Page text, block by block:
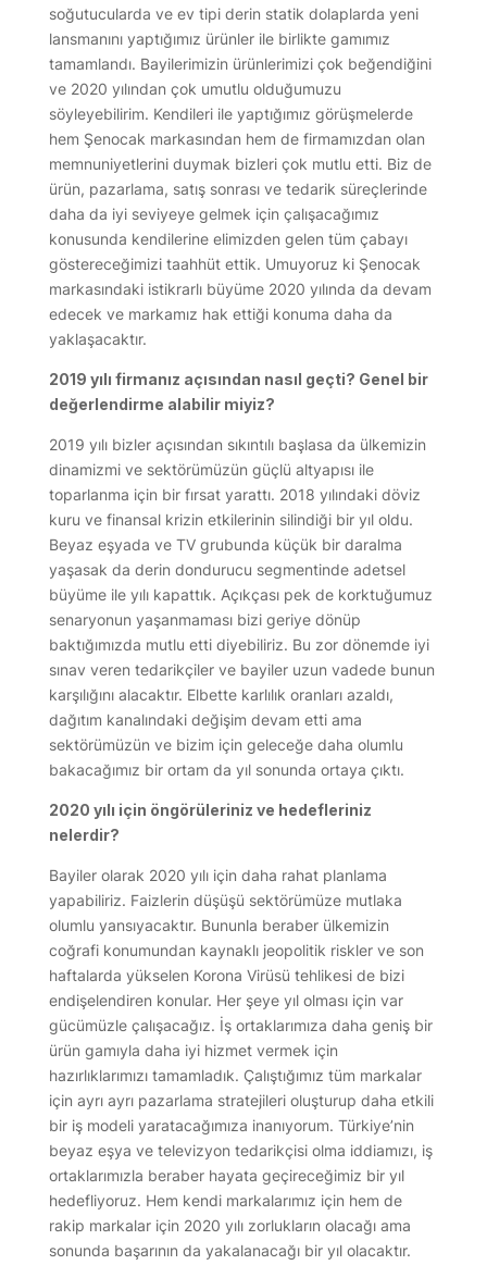
soğutucularda ve ev tipi derin statik dolaplarda yeni
lansmanını yaptığımız ürünler ile birlikte gamımız
tamamlandı. Bayilerimizin ürünlerimizi çok beğendiğini
ve 2020 yılından çok umutlu olduğumuzu
söyleyebilirim. Kendileri ile yaptığımız görüşmelerde
hem Şenocak markasından hem de firmamızdan olan
memnuniyetlerini duymak bizleri çok mutlu etti. Biz de
ürün, pazarlama, satış sonrası ve tedarik süreçlerinde
daha da iyi seviyeye gelmek için çalışacağımız
konusunda kendilerine elimizden gelen tüm çabayı
göstereceğimizi taahhüt ettik. Umuyoruz ki Şenocak
markasındaki istikrarlı büyüme 2020 yılında da devam
edecek ve markamız hak ettiği konuma daha da
yaklaşacaktır.
2019 yılı firmanız açısından nasıl geçti? Genel bir
değerlendirme alabilir miyiz?
2019 yılı bizler açısından sıkıntılı başlasa da ülkemizin
dinamizmi ve sektörümüzün güçlü altyapısı ile
toparlanma için bir fırsat yarattı. 2018 yılındaki döviz
kuru ve finansal krizin etkilerinin silindiği bir yıl oldu.
Beyaz eşyada ve TV grubunda küçük bir daralma
yaşasak da derin dondurucu segmentinde adetsel
büyüme ile yılı kapattık. Açıkçası pek de korktuğumuz
senaryonun yaşanmaması bizi geriye dönüp
baktığımızda mutlu etti diyebiliriz. Bu zor dönemde iyi
sınav veren tedarikçiler ve bayiler uzun vadede bunun
karşılığını alacaktır. Elbette karlılık oranları azaldı,
dağıtım kanalındaki değişim devam etti ama
sektörümüzün ve bizim için geleceğe daha olumlu
bakacağımız bir ortam da yıl sonunda ortaya çıktı.
2020 yılı için öngörüleriniz ve hedefleriniz
nelerdir?
Bayiler olarak 2020 yılı için daha rahat planlama
yapabiliriz. Faizlerin düşüşü sektörümüze mutlaka
olumlu yansıyacaktır. Bununla beraber ülkemizin
coğrafi konumundan kaynaklı jeopolitik riskler ve son
haftalarda yükselen Korona Virüsü tehlikesi de bizi
endişelendiren konular. Her şeye yıl olması için var
gücümüzle çalışacağız. İş ortaklarımıza daha geniş bir
ürün gamıyla daha iyi hizmet vermek için
hazırlıklarımızı tamamladık. Çalıştığımız tüm markalar
için ayrı ayrı pazarlama stratejileri oluşturup daha etkili
bir iş modeli yaratacağımıza inanıyorum. Türkiye’nin
beyaz eşya ve televizyon tedarikçisi olma iddiamızı, iş
ortaklarımızla beraber hayata geçireceğimiz bir yıl
hedefliyoruz. Hem kendi markalarımız için hem de
rakip markalar için 2020 yılı zorlukların olacağı ama
sonunda başarının da yakalanacağı bir yıl olacaktır.